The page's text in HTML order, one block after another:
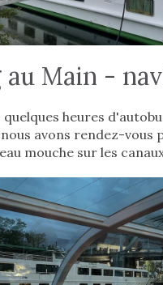
au Main -
heures
avons rendez-vous
mouche sur les